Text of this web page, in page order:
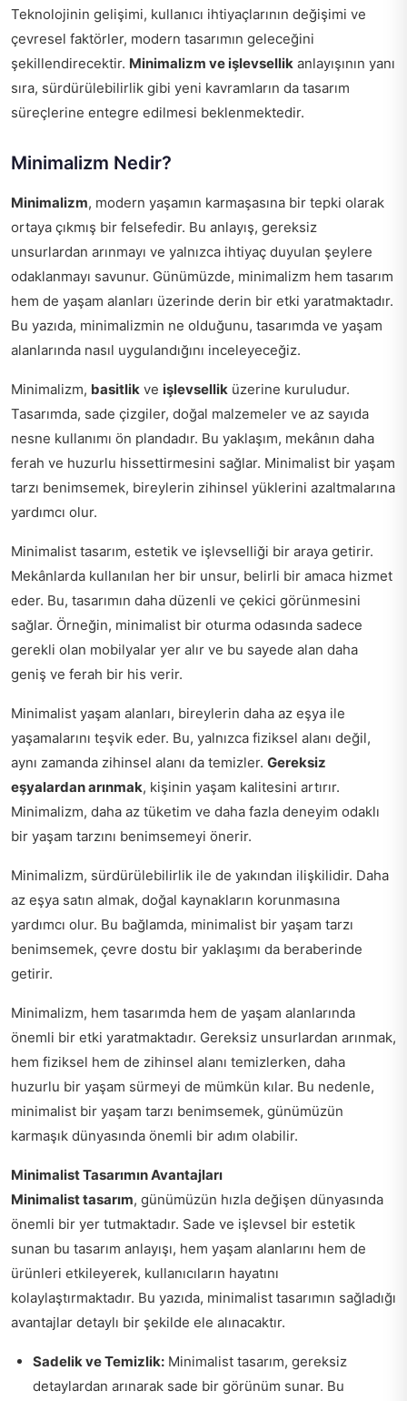
Teknolojinin gelişimi, kullanıcı ihtiyaçlarının değişimi ve
çevresel faktörler, modern tasarımın geleceğini
şekillendirecektir. Minimalizm ve işlevsellik anlayışının yanı
sıra, sürdürülebilirlik gibi yeni kavramların da tasarım
süreçlerine entegre edilmesi beklenmektedir.
Minimalizm Nedir?
Minimalizm, modern yaşamın karmaşasına bir tepki olarak
ortaya çıkmış bir felsefedir. Bu anlayış, gereksiz
unsurlardan arınmayı ve yalnızca ihtiyaç duyulan şeylere
odaklanmayı savunur. Günümüzde, minimalizm hem tasarım
hem de yaşam alanları üzerinde derin bir etki yaratmaktadır.
Bu yazıda, minimalizmin ne olduğunu, tasarımda ve yaşam
alanlarında nasıl uygulandığını inceleyeceğiz.
Minimalizm, basitlik ve işlevsellik üzerine kuruludur.
Tasarımda, sade çizgiler, doğal malzemeler ve az sayıda
nesne kullanımı ön plandadır. Bu yaklaşım, mekânın daha
ferah ve huzurlu hissettirmesini sağlar. Minimalist bir yaşam
tarzı benimsemek, bireylerin zihinsel yüklerini azaltmalarına
yardımcı olur.
Minimalist tasarım, estetik ve işlevselliği bir araya getirir.
Mekânlarda kullanılan her bir unsur, belirli bir amaca hizmet
eder. Bu, tasarımın daha düzenli ve çekici görünmesini
sağlar. Örneğin, minimalist bir oturma odasında sadece
gerekli olan mobilyalar yer alır ve bu sayede alan daha
geniş ve ferah bir his verir.
Minimalist yaşam alanları, bireylerin daha az eşya ile
yaşamalarını teşvik eder. Bu, yalnızca fiziksel alanı değil,
aynı zamanda zihinsel alanı da temizler. Gereksiz
eşyalardan arınmak, kişinin yaşam kalitesini artırır.
Minimalizm, daha az tüketim ve daha fazla deneyim odaklı
bir yaşam tarzını benimsemeyi önerir.
Minimalizm, sürdürülebilirlik ile de yakından ilişkilidir. Daha
az eşya satın almak, doğal kaynakların korunmasına
yardımcı olur. Bu bağlamda, minimalist bir yaşam tarzı
benimsemek, çevre dostu bir yaklaşımı da beraberinde
getirir.
Minimalizm, hem tasarımda hem de yaşam alanlarında
önemli bir etki yaratmaktadır. Gereksiz unsurlardan arınmak,
hem fiziksel hem de zihinsel alanı temizlerken, daha
huzurlu bir yaşam sürmeyi de mümkün kılar. Bu nedenle,
minimalist bir yaşam tarzı benimsemek, günümüzün
karmaşık dünyasında önemli bir adım olabilir.
Minimalist Tasarımın Avantajları
Minimalist tasarım, günümüzün hızla değişen dünyasında
önemli bir yer tutmaktadır. Sade ve işlevsel bir estetik
sunan bu tasarım anlayışı, hem yaşam alanlarını hem de
ürünleri etkileyerek, kullanıcıların hayatını
kolaylaştırmaktadır. Bu yazıda, minimalist tasarımın sağladığı
avantajlar detaylı bir şekilde ele alınacaktır.
Sadelik ve Temizlik: Minimalist tasarım, gereksiz
detaylardan arınarak sade bir görünüm sunar. Bu